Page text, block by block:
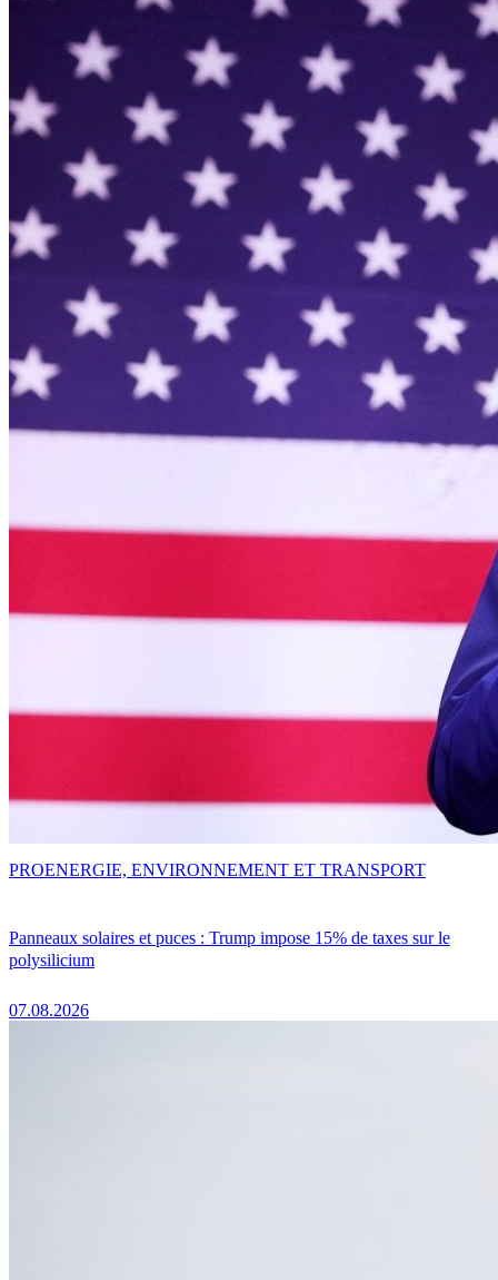
Panneaux solaires et puces : Trump impose 15% de taxes sur le
polysilicium
07.08.2026
PROENERGIE, ENVIRONNEMENT ET TRANSPORT